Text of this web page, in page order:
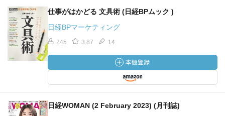
仕事がはかどる 文具術 (日経BPムック )
日経BPマーケティング
245 3.87 14
日経WOMAN (2 February 2023) (月刊誌)